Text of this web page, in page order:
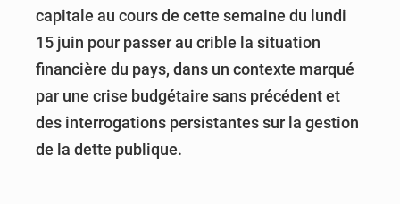
capitale au cours de cette semaine du lundi
15 juin pour passer au crible la situation
financière du pays, dans un contexte marqué
par une crise budgétaire sans précédent et
des interrogations persistantes sur la gestion
de la dette publique.